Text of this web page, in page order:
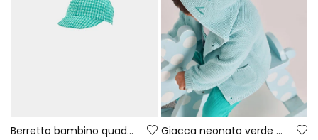
Berretto bambino quadretti verde
Giacca neonato verde maglia